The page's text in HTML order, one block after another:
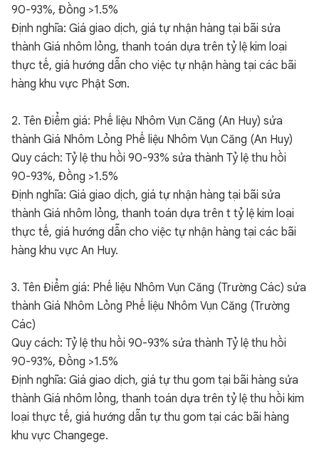
90-93%, Đồng >1.5%
Định nghĩa: Giá giao dịch, giá tự nhận hàng tại bãi sửa
thành Giá nhôm lỏng, thanh toán dựa trên tỷ lệ kim loại
thực tế, giá hướng dẫn cho việc tự nhận hàng tại các bãi
hàng khu vực Phật Sơn.
2. Tên Điểm giá: Phế liệu Nhôm Vụn Căng (An Huy) sửa
thành Giá Nhôm Lỏng Phế liệu Nhôm Vụn Căng (An Huy)
Quy cách: Tỷ lệ thu hồi 90-93% sửa thành Tỷ lệ thu hồi
90-93%, Đồng >1.5%
Định nghĩa: Giá giao dịch, giá tự nhận hàng tại bãi sửa
thành Giá nhôm lỏng, thanh toán dựa trên t tỷ lệ kim loại
thực tế, giá hướng dẫn cho việc tự nhận hàng tại các bãi
hàng khu vực An Huy.
3. Tên Điểm giá: Phế liệu Nhôm Vụn Căng (Trường Các) sửa
thành Giá Nhôm Lỏng Phế liệu Nhôm Vụn Căng (Trường
Các)
Quy cách: Tỷ lệ thu hồi 90-93% sửa thành Tỷ lệ thu hồi
90-93%, Đồng >1.5%
Định nghĩa: Giá giao dịch, giá tự thu gom tại bãi hàng sửa
thành Giá nhôm lỏng, thanh toán dựa trên tỷ lệ thu hồi kim
loại thực tế, giá hướng dẫn tự thu gom tại các bãi hàng
khu vực Changege.